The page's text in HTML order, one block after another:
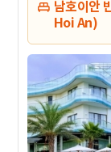
남호이안
Hoi An)